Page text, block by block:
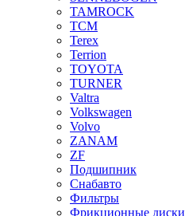
TAMROCK
TCM
Terex
Terrion
TOYOTA
TURNER
Valtra
Volkswagen
Volvo
ZANAM
ZF
Подшипник
Снабавто
Фильтры
Фрикционные диски